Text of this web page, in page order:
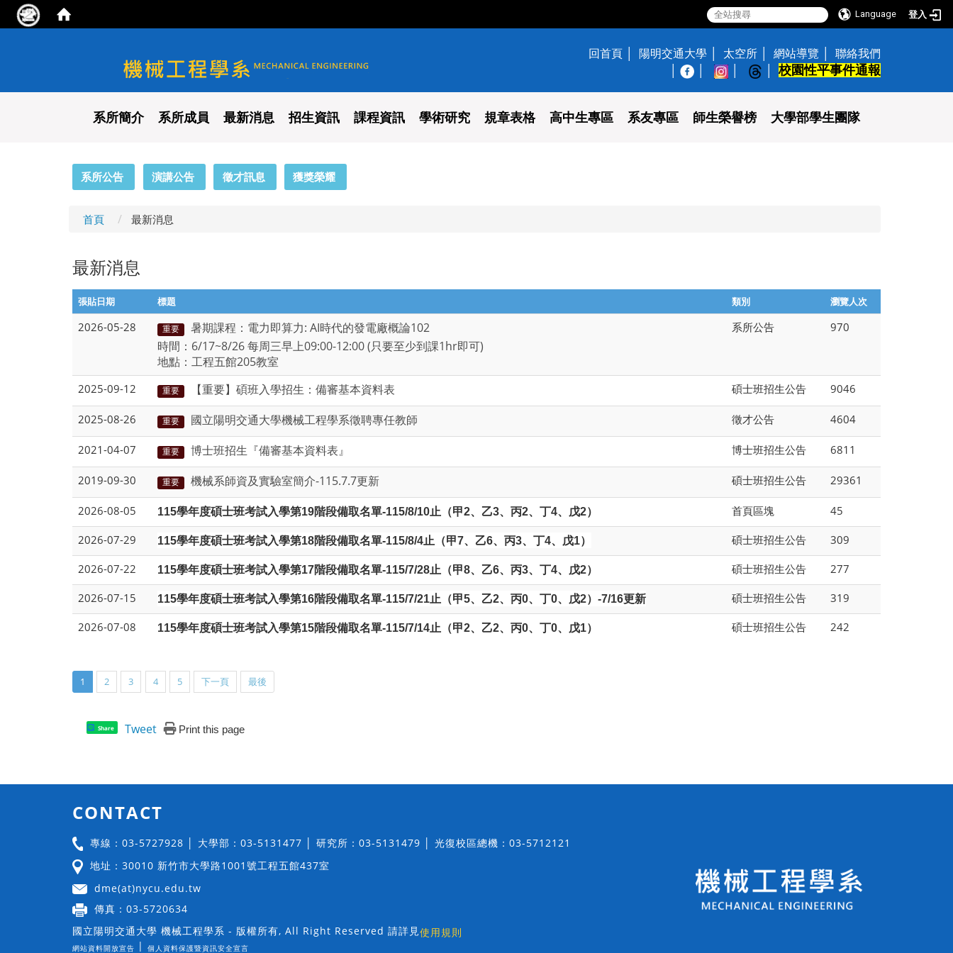
Language 登入
國立陽明交通大學 機械工程學系
回首頁 陽明交通大學 太空所 網站導覽
聯絡我們
校園性平事件通報
系所簡介 系所成員 最新消息 招生資訊 課程資訊 學術研究 規章表格 高中生專區 系友專區 師生榮譽榜 大學部學生團隊
系所公告 演講公告 徵才訊息 獲獎榮耀
首頁 最新消息
最新消息
張貼日期 標題 類別 瀏覽人次
2026-05-28 重要
暑期課程：電力即算力: AI時代的發電廠概論102
時間：6/17~8/26 每周三早上09:00-12:00 (只要至少到課1hr即可)
地點：工程五館205教室
系所公告 970
2025-09-12 重要 【重要】碩班入學招生：備審基本資料表 碩士班招生公告 9046
2025-08-26 重要 國立陽明交通大學機械工程學系徵聘專任教師 徵才公告 4604
2021-04-07 重要 博士班招生『備審基本資料表』 博士班招生公告 6811
2019-09-30 重要 機械系師資及實驗室簡介-115.7.7更新 碩士班招生公告 29361
2026-08-05 115學年度碩士班考試入學第19階段備取名單-115/8/10止（甲2、乙3、丙2、丁4、戊2） 首頁區塊 45
2026-07-29 115學年度碩士班考試入學第18階段備取名單-115/8/4止（甲7、乙6、丙3、丁4、戊1） 碩士班招生公告 309
2026-07-22 115學年度碩士班考試入學第17階段備取名單-115/7/28止（甲8、乙6、丙3、丁4、戊2） 碩士班招生公告 277
2026-07-15 115學年度碩士班考試入學第16階段備取名單-115/7/21止（甲5、乙2、丙0、丁0、戊2）-7/16更新 碩士班招生公告 319
2026-07-08 115學年度碩士班考試入學第15階段備取名單-115/7/14止（甲2、乙2、丙0、丁0、戊1） 碩士班招生公告 242
1 2 3 4 5 下一頁 最後
Share Tweet Print this page
CONTACT
專線：03-5727928 │ 大學部：03-5131477 │ 研究所：03-5131479 │ 光復校區總機：03-5712121
地址：30010 新竹市大學路1001號工程五館437室
dme(at)nycu.edu.tw
傳真：03-5720634
國立陽明交通大學 機械工程學系 - 版權所有, All Right Reserved 請詳見使用規則
網站資料開放宣告 | 個人資料保護暨資訊安全宣言